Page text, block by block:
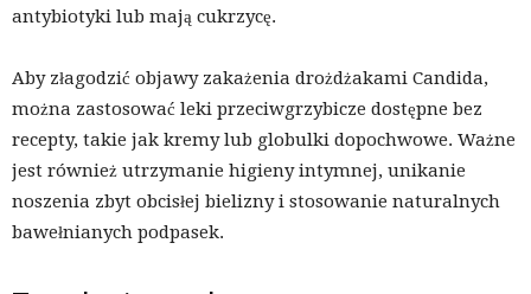
antybiotyki lub mają cukrzycę.
Aby złagodzić objawy zakażenia drożdżakami Candida,
można zastosować leki przeciwgrzybicze dostępne bez
recepty, takie jak kremy lub globulki dopochwowe. Ważne
jest również utrzymanie higieny intymnej, unikanie
noszenia zbyt obcisłej bielizny i stosowanie naturalnych
bawełnianych podpasek.